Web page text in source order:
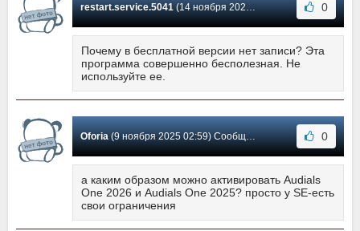
restart.service.5041(14 ноября 2025 03:14) Сообщение #203 0
Почему в бесплатной версии нет записи? Эта
программа совершенно бесполезная. Не
используйте ее.
Oforia(9 ноября 2025 02:59) Сообщение #202 0
а каким образом можно активировать Audials
One 2026 и Audials One 2025? просто у SE-есть
свои ограничения